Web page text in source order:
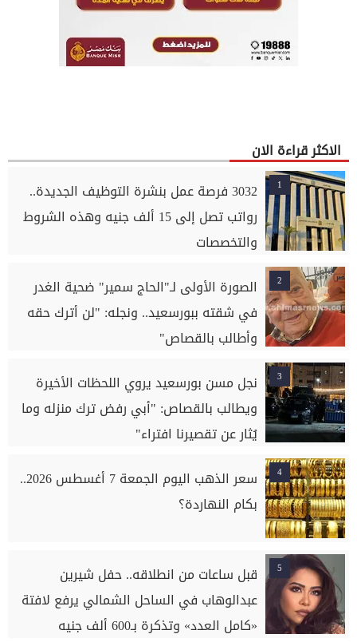
الاكثر قراءة الان
1
3032 فرصة عمل بنشرة التوظيف الجديدة..
رواتب تصل إلى 15 ألف جنيه وهذه الشروط
والتخصصات
2
الصورة الأولى لـ"الحاج سمير" ضحية الغدر
في شقته ببورسعيد.. ونجله: "لن أترك حقه
وأطالب بالقصاص"
3
نجل مسن بورسعيد يروي اللحظات الأخيرة
ويطالب بالقصاص: "أبي رفض ترك منزله وما
يُثار عن تقصيرنا افتراء"
4
سعر الذهب اليوم الجمعة 7 أغسطس 2026..
بكام النهاردة؟
5
قبل ساعات من انطلاقه.. حفل شيرين
عبدالوهاب في الساحل الشمالي يرفع لافتة
«كامل العدد» وتذكرة بـ600 ألف جنيه